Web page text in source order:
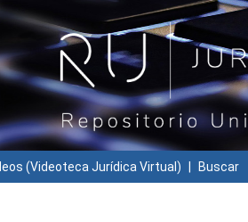
(Videoteca Jurídica Virtual) Buscar